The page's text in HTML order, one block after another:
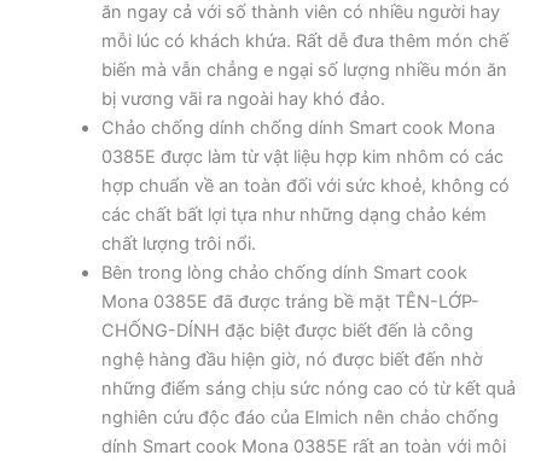
ăn ngay cả với số thành viên có nhiều người hay
mỗi lúc có khách khứa. Rất dễ đưa thêm món chế
biến mà vẫn chẳng e ngại số lượng nhiều món ăn
bị vương vãi ra ngoài hay khó đảo.
Chảo chống dính chống dính Smart cook Mona
0385E được làm từ vật liệu hợp kim nhôm có các
hợp chuẩn về an toàn đối với sức khoẻ, không có
các chất bất lợi tựa như những dạng chảo kém
chất lượng trôi nổi.
Bên trong lòng chảo chống dính Smart cook
Mona 0385E đã được tráng bề mặt TÊN-LỚP-
CHỐNG-DÍNH đặc biệt được biết đến là công
nghệ hàng đầu hiện giờ, nó được biết đến nhờ
những điểm sáng chịu sức nóng cao có từ kết quả
nghiên cứu độc đáo của Elmich nên chảo chống
dính Smart cook Mona 0385E rất an toàn với môi